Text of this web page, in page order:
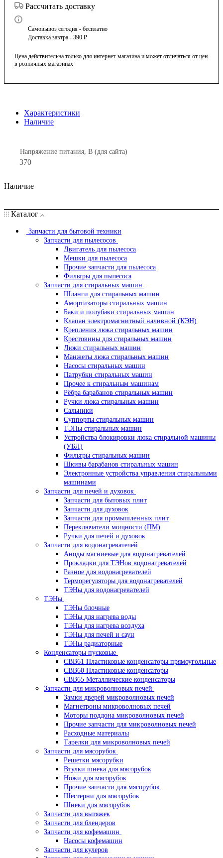
Рассчитать доставку
Самовывоз сегодня - бесплатно
Доставка завтра - 390 ₽
Цена действительна только для интернет-магазина и может отличаться от цен
в розничных магазинах
Характеристики
Наличие
Напряжение питания, В (для сайта)
370
Наличие
Каталог
Запчасти для бытовой техники
Запчасти для пылесосов
Двигатель для пылесоса
Мешки для пылесоса
Прочие запчасти для пылесоса
Фильтры для пылесоса
Запчасти для стиральных машин
Шланги для стиральных машин
Амортизаторы стиральных машин
Баки и полубаки стиральных машин
Клапан электромагнитный наливной (КЭН)
Крепления люка стиральных машин
Крестовины для стиральных машин
Люки стиральных машин
Манжеты люка стиральных машин
Насосы стиральных машин
Патрубки стиральных машин
Прочее к стиральным машинам
Рёбра барабанов стиральных машин
Ручки люка стиральных машин
Сальники
Суппорты стиральных машин
ТЭНы стиральных машин
Устройства блокировки люка стиральной машины
(УБЛ)
Фильтры стиральных машин
Шкивы барабанов стиральных машин
Электронные устройства управления стиральными
машинами
Запчасти для печей и духовок
Запчасти для бытовых плит
Запчасти для духовок
Запчасти для промышленных плит
Переключатели мощности (ПМ)
Ручки для печей и духовок
Запчасти для водонагревателей
Аноды магниевые для водонагревателей
Прокладки для ТЭНов водонагревателей
Разное для водонагревателей
Терморегуляторы для водонагревателей
ТЭНы для водонагревателей
ТЭНы
ТЭНы блочные
ТЭНы для нагрева воды
ТЭНы для нагрева воздуха
ТЭНы для печей и саун
ТЭНы радиаторные
Конденсаторы пусковые
CBB61 Пластиковые конденсаторы прямоугольные
CBB60 Пластиковые конденсаторы
CBB65 Металлические конденсаторы
Запчасти для микроволновых печей
Замки дверей микроволновых печей
Магнетроны микроволновых печей
Моторы поддона микроволновых печей
Прочие запчасти для микроволновых печей
Расходные материалы
Тарелки для микроволновых печей
Запчасти для мясорубок
Решетки мясорубки
Втулки шнека для мясорубок
Ножи для мясорубок
Прочие запчасти для мясорубок
Шестерни для мясорубок
Шнеки для мясорубок
Запчасти для вытяжек
Запчасти для блендеров
Запчасти для кофемашин
Насосы кофемашин
Запчасти для кулеров